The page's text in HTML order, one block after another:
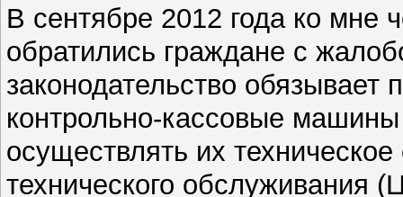
В сентябре 2012 года ко мне
обратились граждане с
законодательство обязывает
контрольно-кассовые
осуществлять их
технического обслуживания